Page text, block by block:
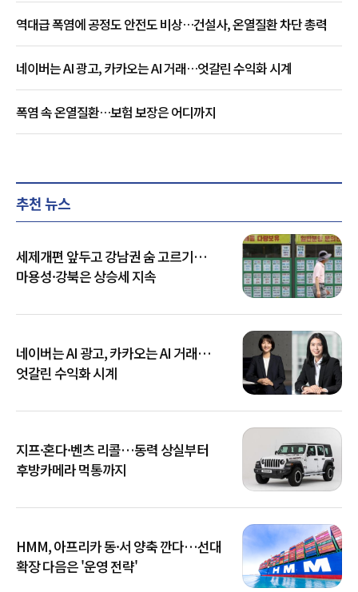
역대급 폭염에 공정도 안전도 비상…건설사, 온열질환 차단 총력
네이버는 AI 광고, 카카오는 AI 거래…엇갈린 수익화 시계
폭염 속 온열질환…보험 보장은 어디까지
추천 뉴스
세제개편 앞두고 강남권 숨 고르기…
마용성·강북은 상승세 지속
네이버는 AI 광고, 카카오는 AI 거래…
엇갈린 수익화 시계
지프·혼다·벤츠 리콜…동력 상실부터
후방카메라 먹통까지
HMM, 아프리카 동·서 양축 깐다…선대
확장 다음은 '운영 전략'